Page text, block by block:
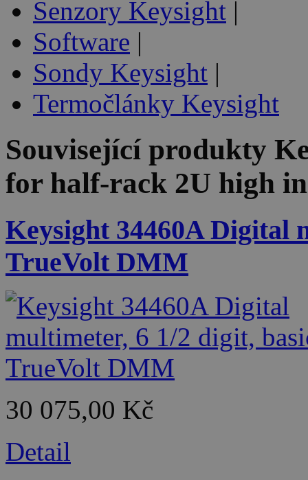
Senzory Keysight |
Software |
Sondy Keysight |
Termočlánky Keysight
Související produkty
for half-rack 2U high
Keysight 34460A Digital
TrueVolt DMM
30 075,00 Kč
Detail